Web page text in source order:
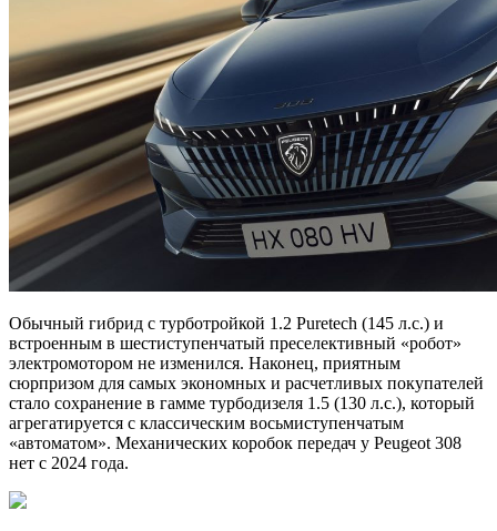
Обычный гибрид с турботройкой 1.2 Puretech (145 л.с.) и
встроенным в шестиступенчатый преселективный «робот»
электромотором не изменился. Наконец, приятным
сюрпризом для самых экономных и расчетливых покупателей
стало сохранение в гамме турбодизеля 1.5 (130 л.с.), который
агрегатируется с классическим восьмиступенчатым
«автоматом». Механических коробок передач у Peugeot 308
нет с 2024 года.